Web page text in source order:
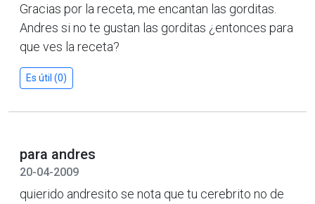
Gracias por la receta, me encantan las gorditas.
Andres si no te gustan las gorditas ¿entonces para
que ves la receta?
Es útil (0)
para andres
20-04-2009
quierido andresito se nota que tu cerebrito no de